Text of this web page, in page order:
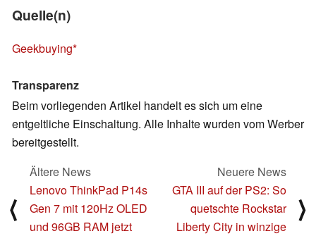
Quelle(n)
Geekbuying
Transparenz
Beim vorliegenden Artikel handelt es sich um eine
entgeltliche Einschaltung. Alle Inhalte wurden vom Werber
bereitgestellt.
⟨
Ältere News
Lenovo ThinkPad P14s
Gen 7 mit 120Hz OLED
und 96GB RAM jetzt
Neuere News
GTA III auf der PS2: So
quetschte Rockstar
Liberty City in winzige
⟩